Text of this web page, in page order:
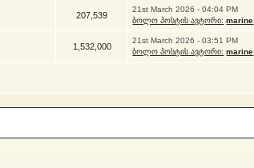
207,539
21st March 2026 - 04:04 PM
ბოლო პოსტის ავტორი: marine
1,532,000
21st March 2026 - 03:51 PM
ბოლო პოსტის ავტორი: marine